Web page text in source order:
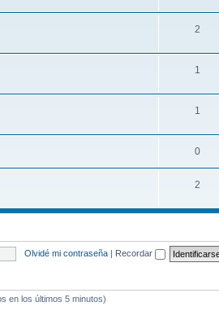
2
1
1
0
2
Olvidé mi contraseña | Recordar
en los últimos 5 minutos)